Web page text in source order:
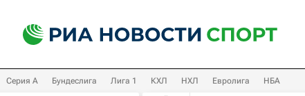
Серия А Бундеслига Лига 1 КХЛ НХЛ Евролига НБА